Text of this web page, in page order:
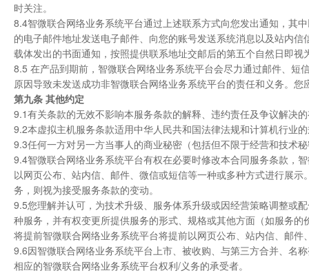
时关注。
8.4智微联合网络业务系统平台通过上述联系方式向您发出通知，其
的电子邮件地址发送电子邮件、向您的账号发送系统消息以及站内
载体发出的书面通知，按照提供联系地址交邮后的第五个自然日即视
8.5 在产品到期前，智微联合网络业务系统平台会尽力通过邮件、
原因导致未发送成功非智微联合网络业务系统平台的责任和义务。
第九条 其他约定
9.1有关条款的无效不影响本服务条款的解释、违约责任及争议解决
9.2本虚拟主机服务条款适用中华人民共和国法律法规和计算机行业
9.3任何一方对另一方当事人的商业秘密（包括但不限于经营和技术
9.4智微联合网络业务系统平台有权在必要时修改本合同服务条款，
以网页公布、站内信、邮件、微信或短信等一种或多种方式进行展
务，则视为接受服务条款的变动。
9.5您理解并认可，为技术升级、服务体系升级或因经营策略调整或
种服务，并有权变更所提供服务的形式、规格或其他方面（如服务
将提前智微联合网络业务系统平台将提前以网页公布、站内信、邮
9.6因智微联合网络业务系统平台上市、被收购、与第三方合并、名
相应的智微联合网络业务系统平台权利/义务的承受者。